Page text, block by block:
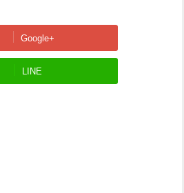
Google+
LINE